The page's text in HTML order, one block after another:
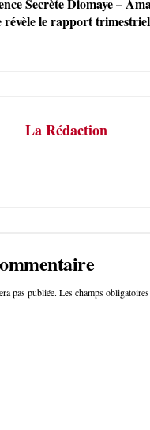
révèle le rapport
La Rédaction
pas publiée. Les champs